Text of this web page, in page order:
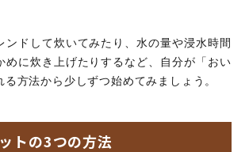
ンドして炊いてみたり、水の量や浸水時間
めに炊き上げたりするなど、自分が「おい
る方法から少しずつ始めてみましょう。
トの3つの方法